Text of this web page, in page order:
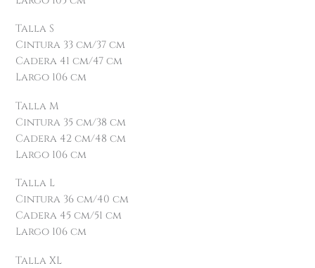
Talla S
Cintura 33 cm/37 cm
Cadera 41 cm/47 cm
Largo 106 cm
Talla M
Cintura 35 cm/38 cm
Cadera 42 cm/48 cm
Largo 106 cm
Talla L
Cintura 36 cm/40 cm
Cadera 45 cm/51 cm
Largo 106 cm
Talla XL